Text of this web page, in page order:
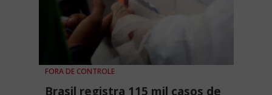
FORA DE CONTROLE
Brasil registra 115 mil casos de